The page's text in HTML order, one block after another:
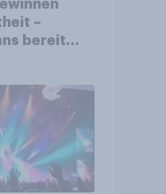
–
bereit